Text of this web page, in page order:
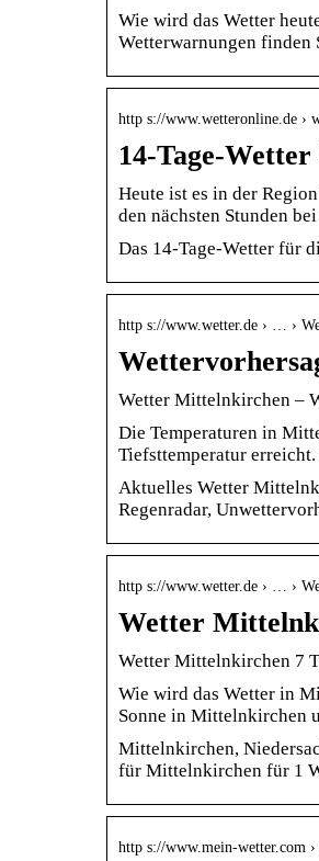
Wie wird das Wetter
Wetterwarnungen finden
http s://www.wetteronline.de ›
14-Tage-
Heute ist es in der
den nächsten Stunden
Das 14-Tage-Wetter für
http s://www.wetter.de › … ›
Wetter Mittelnkirchen –
Die Temperaturen in
Tiefsttemperatur
Aktuelles Wetter
Regenradar,
http s://www.wetter.de › … ›
Wetter
Wetter Mittelnkirchen 7
Wie wird das Wetter in
Sonne in Mittelnkirchen
Mittelnkirchen,
für Mittelnkirchen für 1
http s://www.mein-wetter.com